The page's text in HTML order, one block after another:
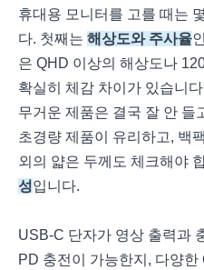
휴대용 모니터를 고를 때는
다. 첫째는 해상도와 주사율
은 QHD 이상의 해상도나
확실히 체감 차이가 있습니
무거운 제품은 결국 잘 안 들
초경량 제품이 유리하고, 백
외의 얇은 두께도 체크해야
성입니다.
USB-C 단자가 영상 출력과
PD 충전이 가능한지, 다양한